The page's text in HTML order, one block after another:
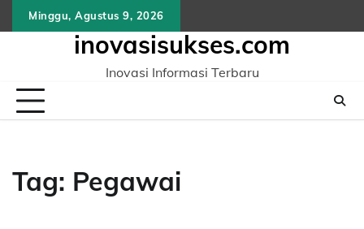
to
Minggu, Agustus 9, 2026
inovasisukses.com
Inovasi Informasi Terbaru
Tag: Pegawai